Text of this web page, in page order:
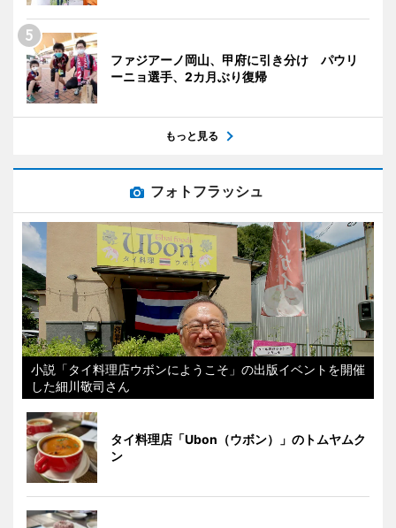
ファジアーノ岡山、甲府に引き分け パウリ
ーニョ選手、2カ月ぶり復帰
もっと見る
フォトフラッシュ
小説「タイ料理店ウボンにようこそ」の出版イベントを開催
した細川敬司さん
タイ料理店「Ubon（ウボン）」のトムヤムク
ン